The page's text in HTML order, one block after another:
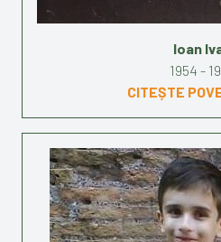
Ioan
1954 -
CITEȘTE